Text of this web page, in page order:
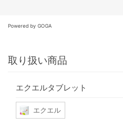
Powered by GOGA
取り扱い商品
エクエルタブレット
エクエル